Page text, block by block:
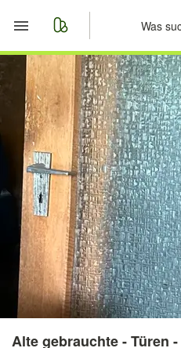
Start
Merkliste
Nachrichten
Anzeige aufgeben